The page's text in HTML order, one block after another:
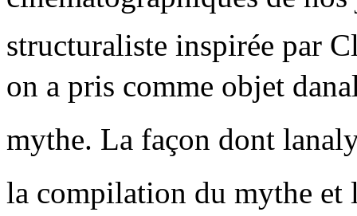
structuraliste inspirée par
on a pris comme objet
mythe. La façon dont
la compilation du mythe et